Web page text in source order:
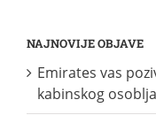
NAJNOVIJE OBJAVE
Emirates vas
kabinskog